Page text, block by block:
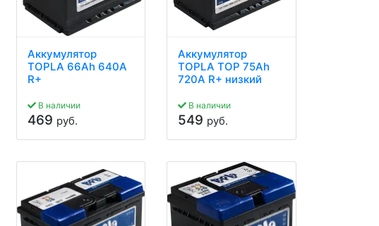
Аккумулятор
TOPLA 66Ah 640A
R+
В наличии
469 руб.
Аккумулятор
TOPLA TOP 75Ah
720A R+ низкий
В наличии
549 руб.